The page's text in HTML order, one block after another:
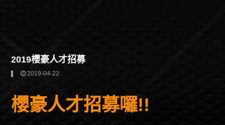
2019櫻豪人才招募
2019-04-22
櫻豪人才招募囉!!